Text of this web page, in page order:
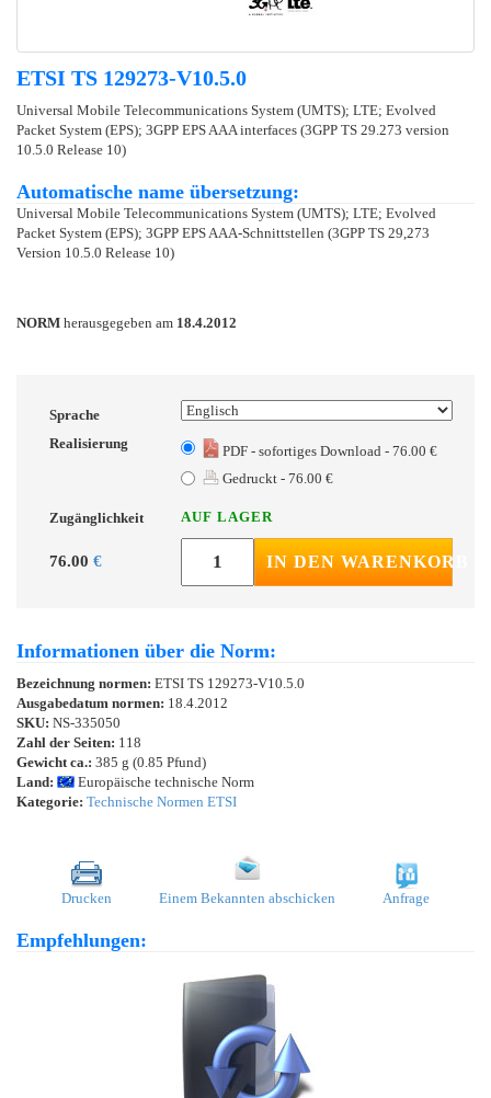
ETSI TS 129273-V10.5.0
Universal Mobile Telecommunications System (UMTS); LTE; Evolved
Packet System (EPS); 3GPP EPS AAA interfaces (3GPP TS 29.273 version
10.5.0 Release 10)
Automatische name übersetzung:
Universal Mobile Telecommunications System (UMTS); LTE; Evolved
Packet System (EPS); 3GPP EPS AAA-Schnittstellen (3GPP TS 29,273
Version 10.5.0 Release 10)
NORM herausgegeben am 18.4.2012
Sprache
Realisierung
PDF - sofortiges Download - 76.00 €
Gedruckt - 76.00 €
Zugänglichkeit AUF LAGER
76.00 € IN DEN WARENKORB
Informationen über die Norm:
Bezeichnung normen: ETSI TS 129273-V10.5.0
Ausgabedatum normen: 18.4.2012
SKU: NS-335050
Zahl der Seiten: 118
Gewicht ca.: 385 g (0.85 Pfund)
Land:
Europäische technische Norm
Kategorie: Technische Normen ETSI
Drucken Einem Bekannten abschicken Anfrage
Empfehlungen: